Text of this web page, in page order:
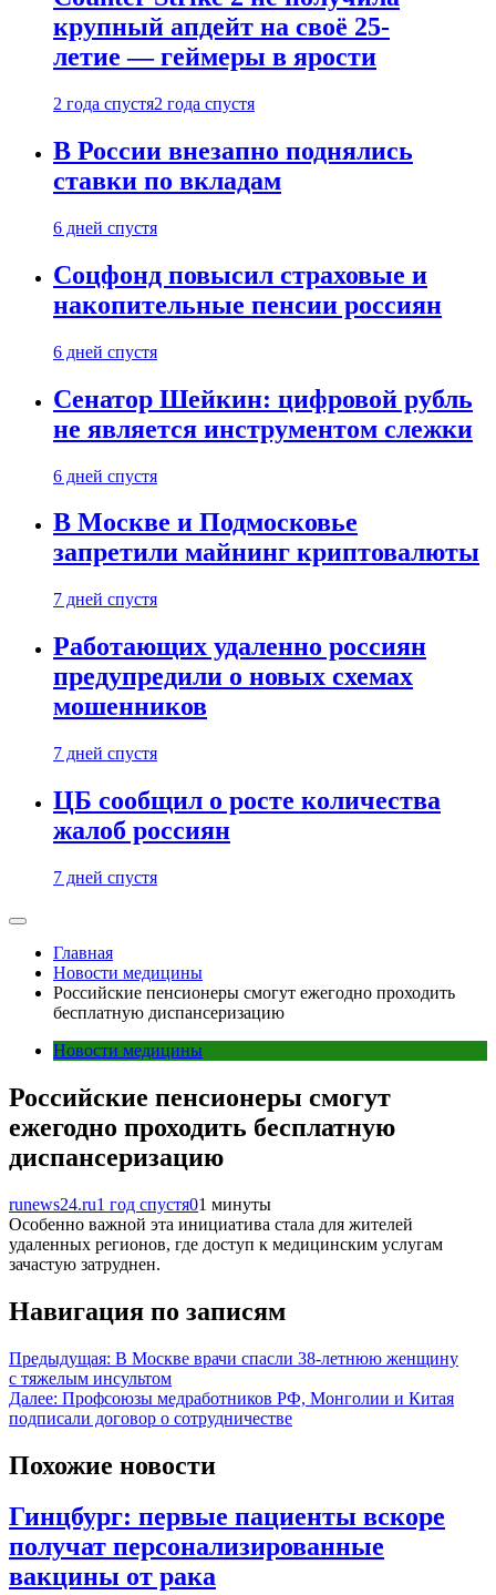
крупный апдейт на своё 25-
летие — геймеры в ярости
2 года спустя2 года спустя
В России внезапно поднялись
ставки по вкладам
6 дней спустя
Соцфонд повысил страховые и
накопительные пенсии россиян
6 дней спустя
Сенатор Шейкин: цифровой рубль
не является инструментом слежки
6 дней спустя
В Москве и Подмосковье
запретили майнинг криптовалюты
7 дней спустя
Работающих удаленно россиян
предупредили о новых схемах
мошенников
7 дней спустя
ЦБ сообщил о росте количества
жалоб россиян
7 дней спустя
Главная
Новости медицины
Российские пенсионеры смогут ежегодно проходить
бесплатную диспансеризацию
Новости медицины
Российские пенсионеры смогут
ежегодно проходить бесплатную
диспансеризацию
runews24.ru1 год спустя01 минуты
Особенно важной эта инициатива стала для жителей
удаленных регионов, где доступ к медицинским услугам
зачастую затруднен.
Навигация по записям
Предыдущая: В Москве врачи спасли 38-летнюю женщину
с тяжелым инсультом
Далее: Профсоюзы медработников РФ, Монголии и Китая
подписали договор о сотрудничестве
Похожие новости
Гинцбург: первые пациенты вскоре
получат персонализированные
вакцины от рака